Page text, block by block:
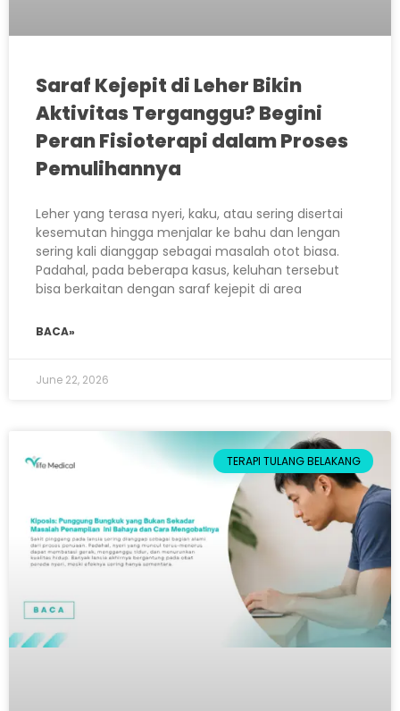
Saraf Kejepit di Leher Bikin
Aktivitas Terganggu? Begini
Peran Fisioterapi dalam Proses
Pemulihannya
Leher yang terasa nyeri, kaku, atau sering disertai
kesemutan hingga menjalar ke bahu dan lengan
sering kali dianggap sebagai masalah otot biasa.
Padahal, pada beberapa kasus, keluhan tersebut
bisa berkaitan dengan saraf kejepit di area
BACA»
June 22, 2026
TERAPI TULANG BELAKANG